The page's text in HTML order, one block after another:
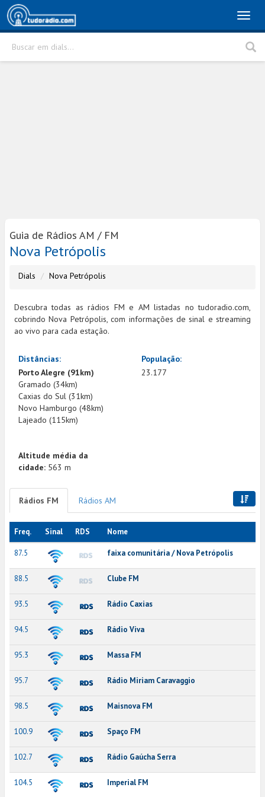
Buscar em dials...
Guia de Rádios AM / FM
Nova Petrópolis
Dials Nova Petrópolis
Descubra todas as rádios FM e AM listadas no tudoradio.com,
cobrindo Nova Petrópolis, com informações de sinal e streaming
ao vivo para cada estação.
Distâncias:
Porto Alegre (91km)
Gramado (34km)
Caxias do Sul (31km)
Novo Hamburgo (48km)
Lajeado (115km)
Altitude média da
cidade: 563 m
População:
23.177
Rádios FM Rádios AM
Freq. Sinal RDS Nome
87.5 faixa comunitária / Nova Petrópolis
88.5 Clube FM
93.5 Rádio Caxias
94.5 Rádio Viva
95.3 Massa FM
95.7 Rádio Miriam Caravaggio
98.5 Maisnova FM
100.9 Spaço FM
102.7 Rádio Gaúcha Serra
104.5 Imperial FM